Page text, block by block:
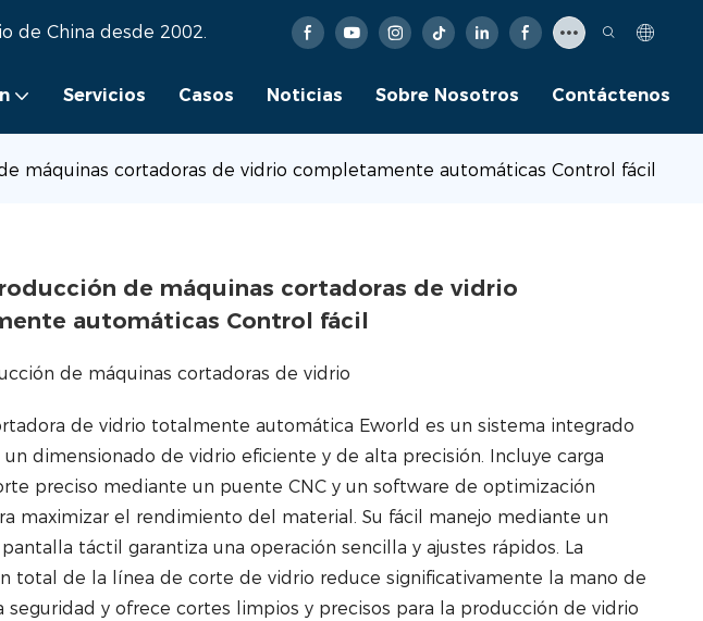
de China desde 2002.
Servicios Casos Noticias Sobre Nosotros Contáctenos
máquinas cortadoras de vidrio completamente automáticas Control fácil
de máquinas cortadoras de vidrio
automáticas Control fácil
de máquinas cortadoras de vidrio
de vidrio totalmente automática Eworld es un sistema integrado
un dimensionado de vidrio eficiente y de alta precisión. Incluye carga
preciso mediante un puente CNC y un software de optimización
maximizar el rendimiento del material. Su fácil manejo mediante un
pantalla táctil garantiza una operación sencilla y ajustes rápidos. La
total de la línea de corte de vidrio reduce significativamente la mano de
seguridad y ofrece cortes limpios y precisos para la producción de vidrio